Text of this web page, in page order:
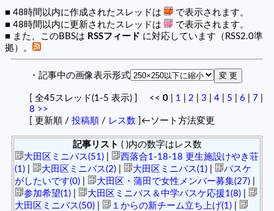
■ 48時間以内に作成されたスレッドは
で表示されます。
■ 48時間以内に更新されたスレッドは
で表示されます。
■ また、このBBSは RSSフィード に対応しています（RSS2.0準
拠）。
・記事中の画像表示形式
[ 全45スレッド(1-5 表示) ] << 0 1 2 3 4 5 6 7
8 >>
[ 更新順 / 投稿順 / レス数 ]←ソート方法変更
記事リスト ( )内の数字はレス数
大田区ミニバス(51)
西落合1-18-18 更生施設けやき荘
(1)
大田区ミニバス(2) 大田区ミニバス(1)
バスケ
がしたいです(0)
大田区・蒲田で女性メンバー募集(27)
参加希望(1)
大田区ミニバス＆中学バスケ応援1(8)
大田区ミニバス(50)
１からの新チーム立ち上げ(1)